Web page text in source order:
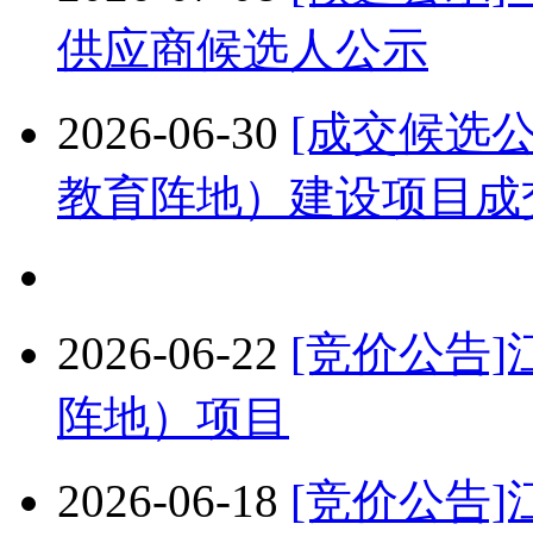
供应商候选人公示
2026-06-30 [成交候选
教育阵地）建设项目
2026-06-22 [竞价公告]
阵地）项目
2026-06-18 [竞价公告]